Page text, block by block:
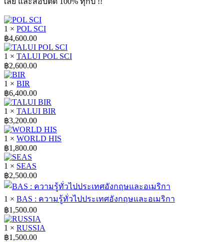
1 × POL SCI
฿4,600.00
1 × TALUI POL SCI
฿2,600.00
1 × BIR
฿6,400.00
1 × TALUI BIR
฿3,200.00
1 × WORLD HIS
฿1,800.00
1 × SEAS
฿2,500.00
1 × BAS : ความรู้ทั่วไปประเทศอังกฤษและอเมริกา
฿1,500.00
1 × RUSSIA
฿1,500.00